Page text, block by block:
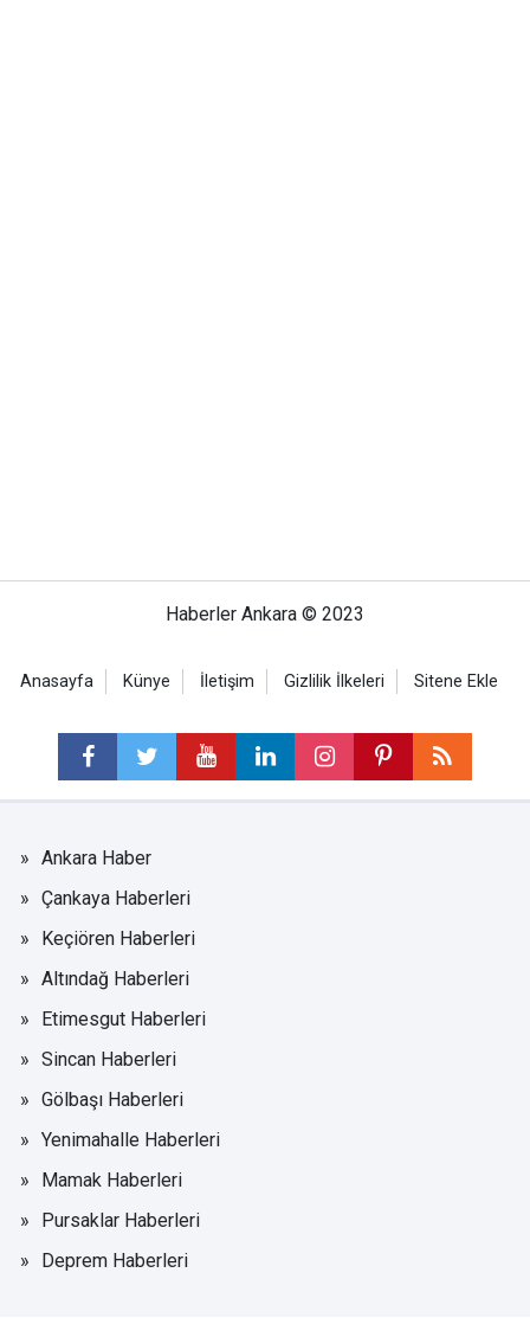
Haberler Ankara © 2023
Anasayfa Künye İletişim Gizlilik İlkeleri Sitene Ekle
Ankara Haber
Çankaya Haberleri
Keçiören Haberleri
Altındağ Haberleri
Etimesgut Haberleri
Sincan Haberleri
Gölbaşı Haberleri
Yenimahalle Haberleri
Mamak Haberleri
Pursaklar Haberleri
Deprem Haberleri